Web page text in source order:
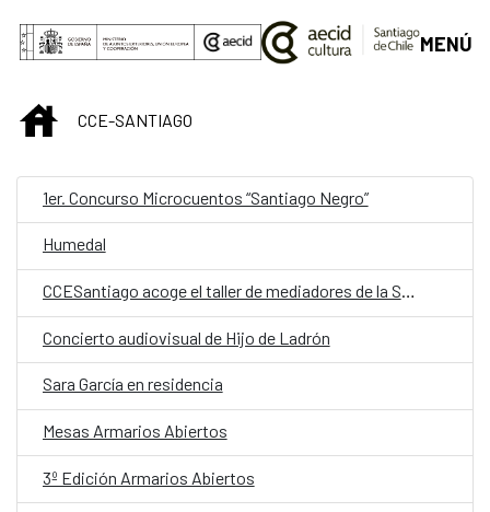
Saltar al contenido principal
MENÚ
INICIOCCE-SANTIAGO
1er. Concurso Microcuentos “Santiago Negro”
Humedal
CCESantiago acoge el taller de mediadores de la Sala K
Concierto audiovisual de Hijo de Ladrón
Sara García en residencia
Mesas Armarios Abiertos
3º Edición Armarios Abiertos